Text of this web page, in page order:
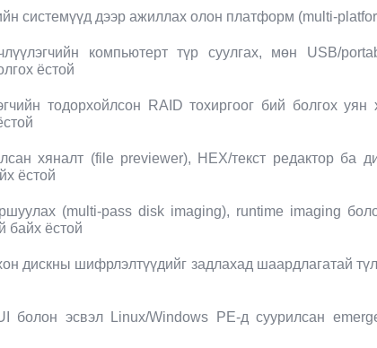
системүүд дээр ажиллах олон платформ (multi-
компьютерт түр суулгах, мөн USB/
ёстой
тодорхойлсон RAID тохиргоог бий болгох
хяналт (file previewer), HEX/текст редактор ба
ёстой
(multi-pass disk imaging), runtime imaging
байх ёстой
дискны шифрлэлтүүдийг задлахад шаардлагатай
болон эсвэл Linux/Windows PE-д суурилсан